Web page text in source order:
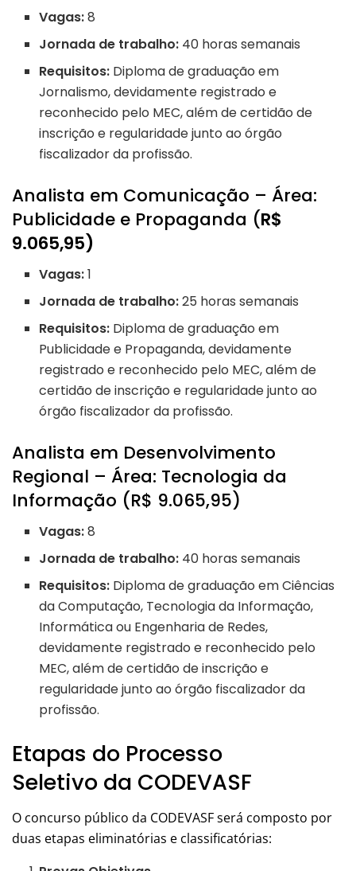
Vagas:8
Jornada de trabalho: 40 horas semanais
Requisitos: Diploma de graduação em
Jornalismo, devidamente registrado e
reconhecido pelo MEC, além de certidão de
inscrição e regularidade junto ao órgão
fiscalizador da profissão.
Analista em Comunicação – Área:
Publicidade e Propaganda (R$
9.065,95)
Vagas:1
Jornada de trabalho:25 horas semanais
Requisitos: Diploma de graduação em
Publicidade e Propaganda, devidamente
registrado e reconhecido pelo MEC, além de
certidão de inscrição e regularidade junto ao
órgão fiscalizador da profissão.
Analista em Desenvolvimento
Regional – Área: Tecnologia da
Informação (R$ 9.065,95)
Vagas:8
Jornada de trabalho: 40 horas semanais
Requisitos: Diploma de graduação em Ciências
da Computação, Tecnologia da Informação,
Informática ou Engenharia de Redes,
devidamente registrado e reconhecido pelo
MEC, além de certidão de inscrição e
regularidade junto ao órgão fiscalizador da
profissão.
Etapas do Processo
Seletivo da CODEVASF
O concurso público da CODEVASF será composto por
duas etapas eliminatórias e classificatórias: